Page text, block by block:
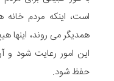
است، اینکه مردم خانه
همدیگر می روند، اینها
این امور رعایت شود
حفظ شود.